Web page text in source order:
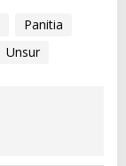
Panitia
Unsur